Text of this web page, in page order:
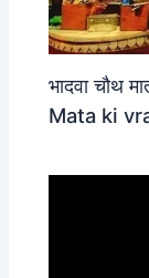
भादवा चौथ
Mata ki